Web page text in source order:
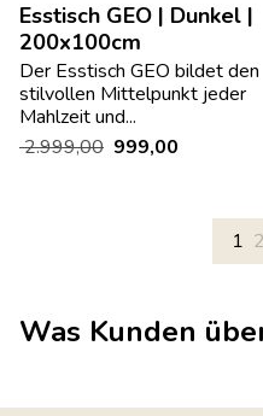
Esstisch GEO | Dunkel |
200x100cm
Der Esstisch GEO bildet den
stilvollen Mittelpunkt jeder
Mahlzeit und...
2.999,00 999,00
1 2
Was Kunden